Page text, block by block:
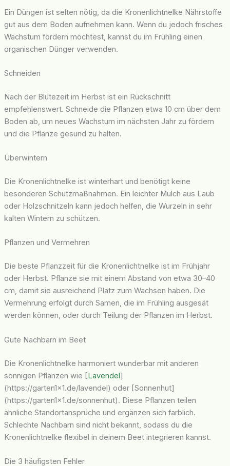
Ein Düngen ist selten nötig, da die Kronenlichtnelke Nährstoffe
gut aus dem Boden aufnehmen kann. Wenn du jedoch frisches
Wachstum fördern möchtest, kannst du im Frühling einen
organischen Dünger verwenden.
Schneiden
Nach der Blütezeit im Herbst ist ein Rückschnitt
empfehlenswert. Schneide die Pflanzen etwa 10 cm über dem
Boden ab, um neues Wachstum im nächsten Jahr zu fördern
und die Pflanze gesund zu halten.
Überwintern
Die Kronenlichtnelke ist winterhart und benötigt keine
besonderen Schutzmaßnahmen. Ein leichter Mulch aus Laub
oder Holzschnitzeln kann jedoch helfen, die Wurzeln in sehr
kalten Wintern zu schützen.
Pflanzen und Vermehren
Die beste Pflanzzeit für die Kronenlichtnelke ist im Frühjahr
oder Herbst. Pflanze sie mit einem Abstand von etwa 30–40
cm, damit sie ausreichend Platz zum Wachsen haben. Die
Vermehrung erfolgt durch Samen, die im Frühling ausgesät
werden können, oder durch Teilung der Pflanzen im Herbst.
Gute Nachbarn im Beet
Die Kronenlichtnelke harmoniert wunderbar mit anderen
sonnigen Pflanzen wie [Lavendel]
(https://garten1x1.de/lavendel) oder [Sonnenhut]
(https://garten1x1.de/sonnenhut). Diese Pflanzen teilen
ähnliche Standortansprüche und ergänzen sich farblich.
Schlechte Nachbarn sind nicht bekannt, sodass du die
Kronenlichtnelke flexibel in deinem Beet integrieren kannst.
Die 3 häufigsten Fehler